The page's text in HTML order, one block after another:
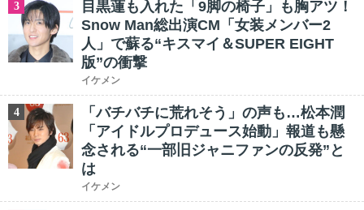
3
目黒蓮も入れた「9脚の椅子」も胸アツ！
Snow Man総出演CM「女装メンバー2
人」で蘇る“キスマイ＆SUPER EIGHT
版”の衝撃
イケメン
4
「バチバチに荒れそう」の声も…松本潤
「アイドルプロデュース始動」報道も懸
念される“一部旧ジャニファンの反発”と
は
イケメン